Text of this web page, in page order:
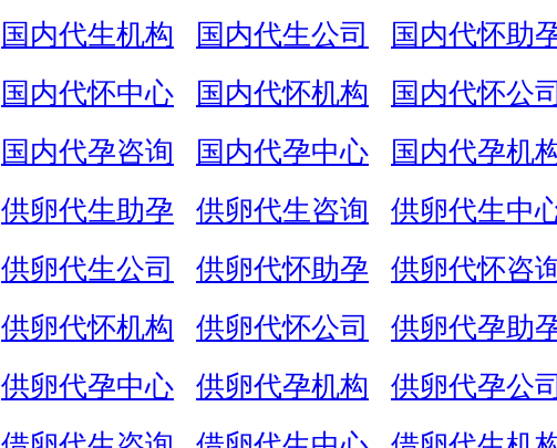
国内代生机构
国内代生公司 国内代怀助
国内代怀中心
国内代怀机构 国内代怀公司
国内代孕咨询
国内代孕中心 国内代孕机
供卵代生助孕
供卵代生咨询 供卵代生中
供卵代生公司
供卵代怀助孕 供卵代怀咨
供卵代怀机构
供卵代怀公司 供卵代孕助
供卵代孕中心
供卵代孕机构 供卵代孕公司